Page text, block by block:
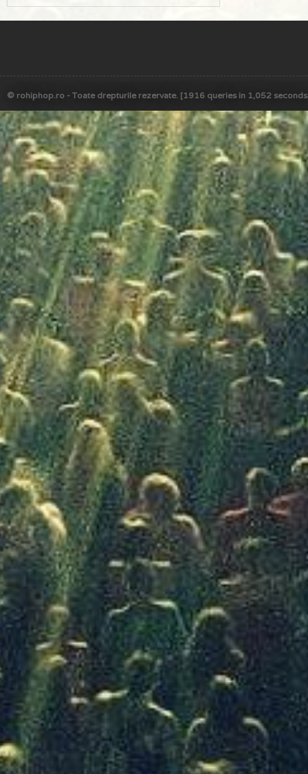
© rohiphop.ro - Toate drepturile rezervate. [1916 queries in 1,052